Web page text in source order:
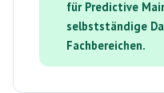
für Predictive
selbstständige
Fachbereichen.